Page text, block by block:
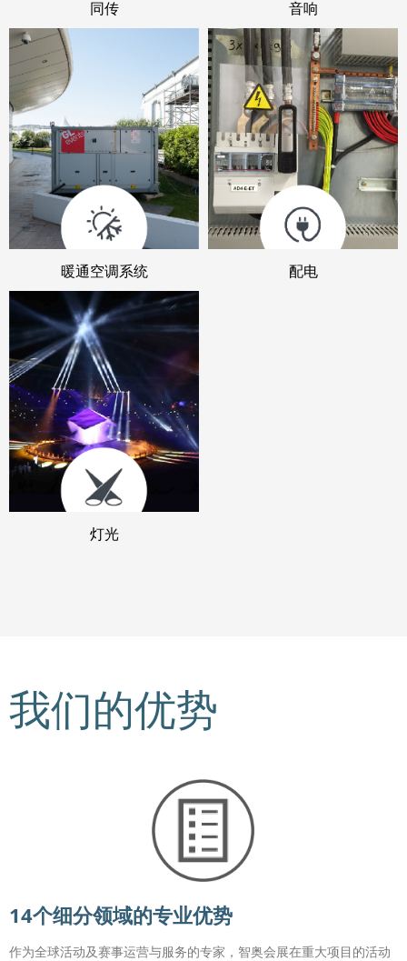
同传 音响
暖通空调系统 配电
灯光
我们的优势
14个细分领域的专业优势
作为全球活动及赛事运营与服务的专家，智奥会展在重大项目的活动